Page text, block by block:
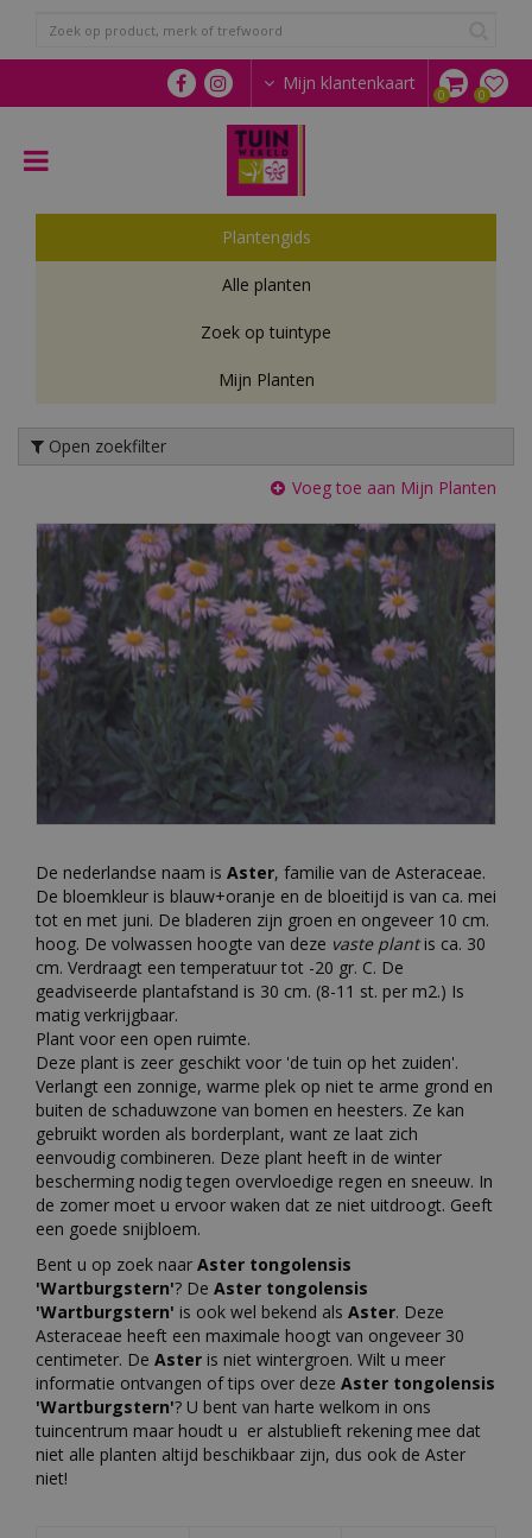
n
a
Mijn klantenkaart
Plantengids
Alle planten
Zoek op tuintype
Mijn Planten
Open zoekfilter
Voeg toe aan Mijn Planten
De nederlandse naam is Aster, familie van de Asteraceae.
De bloemkleur is blauw+oranje en de bloeitijd is van ca. mei
tot en met juni. De bladeren zijn groen en ongeveer 10 cm.
hoog. De volwassen hoogte van deze vaste plantis ca. 30
cm. Verdraagt een temperatuur tot -20 gr. C. De
geadviseerde plantafstand is 30 cm. (8-11 st. per m2.) Is
matig verkrijgbaar.
Plant voor een open ruimte.
Deze plant is zeer geschikt voor 'de tuin op het zuiden'.
Verlangt een zonnige, warme plek op niet te arme grond en
buiten de schaduwzone van bomen en heesters. Ze kan
gebruikt worden als borderplant, want ze laat zich
eenvoudig combineren. Deze plant heeft in de winter
bescherming nodig tegen overvloedige regen en sneeuw. In
de zomer moet u ervoor waken dat ze niet uitdroogt. Geeft
een goede snijbloem.
Bent u op zoek naar Aster tongolensis
'Wartburgstern'? De Aster tongolensis
'Wartburgstern' is ook wel bekend als Aster. Deze
Asteraceae heeft een maximale hoogt van ongeveer 30
centimeter. De Aster is niet wintergroen. Wilt u meer
informatie ontvangen of tips over deze Aster tongolensis
'Wartburgstern'? U bent van harte welkom in ons
tuincentrum maar houdt u er alstublieft rekening mee dat
niet alle planten altijd beschikbaar zijn, dus ook de Aster
niet!